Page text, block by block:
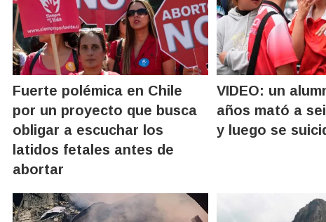
Fuerte polémica en Chile
por un proyecto que busca
obligar a escuchar los
latidos fetales antes de
abortar
VIDEO: un
años mató a
y luego se